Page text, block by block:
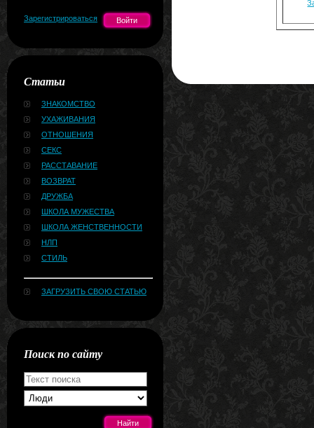
Зарегистрироваться
Статьи
ЗНАКОМСТВО
УХАЖИВАНИЯ
ОТНОШЕНИЯ
СЕКС
РАССТАВАНИЕ
ВОЗВРАТ
ДРУЖБА
ШКОЛА МУЖЕСТВА
ШКОЛА ЖЕНСТВЕННОСТИ
НЛП
СТИЛЬ
ЗАГРУЗИТЬ СВОЮ СТАТЬЮ
Поиск по сайту